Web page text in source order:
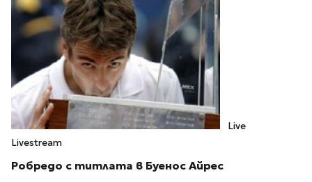
Live
Livestream
Робредо с титлата в Буенос Айрес